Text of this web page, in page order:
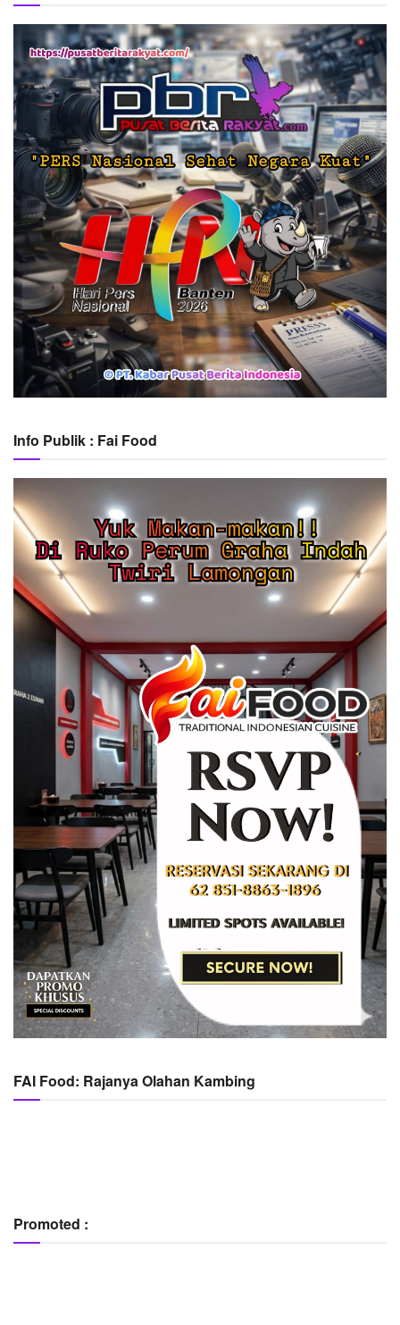
Info Publik : Fai Food
FAI Food: Rajanya Olahan Kambing
Promoted :